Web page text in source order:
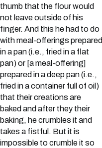
thumb that the flour would
not leave outside of his
finger. And this he had to do
with meal-offerings prepared
in a pan (i.e., fried in a flat
pan) or [a meal-offering]
prepared in a deep pan (i.e.,
fried in a container full of oil)
that their creations are
baked and after they their
baking, he crumbles it and
takes a fistful. But it is
impossible to crumble it so